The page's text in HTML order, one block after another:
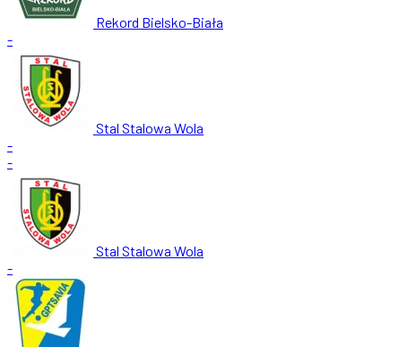
Rekord Bielsko-Biała
-
Stal Stalowa Wola
-
-
Stal Stalowa Wola
-